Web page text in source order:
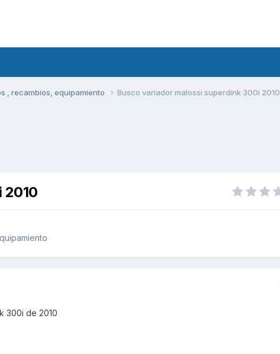
, recambios, equipamiento Busco variador malossi superdink 300i 2010
2010
300i de 2010